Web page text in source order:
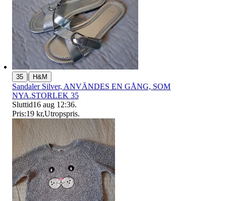
35 | H&M
Sandaler Silver, ANVÄNDES EN GÅNG, SOM
NYA.STORLEK 35
Sluttid16 aug 12:36.
Pris:19 kr,Utropspris.